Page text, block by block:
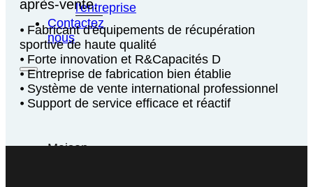
l'entreprise
Contactez
nous
Maison
après-vente.
⦁ Fabricant d'équipements de récupération
sportive de haute qualité
⦁ Forte innovation et R&Capacités D
⦁ Entreprise de fabrication bien établie
⦁ Système de vente international professionnel
⦁ Support de service efficace et réactif